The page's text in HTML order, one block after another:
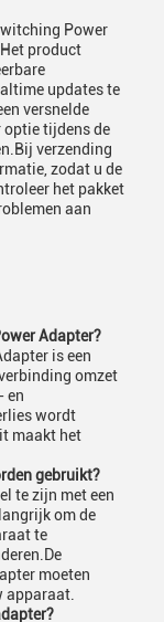
Power
product
updates te
versnelde
optie tijdens de
verzending
zodat u de
het pakket
aan
Adapter?
is een
omzet
en
wordt
maakt het
gebruikt?
te zijn met een
om de
te
moeten
apparaat.